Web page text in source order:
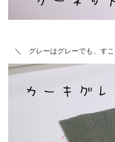
＼ グレーはグレーでも、す